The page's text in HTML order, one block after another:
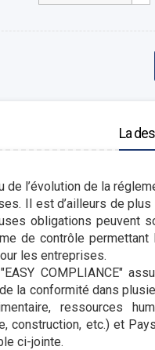
La
de l’évolution de la
Il est d’ailleurs de
obligations peuvent
de contrôle
les entreprises.
COMPLIANCE"
de la conformité dans
ressources
construction, etc.) et
ci-jointe.